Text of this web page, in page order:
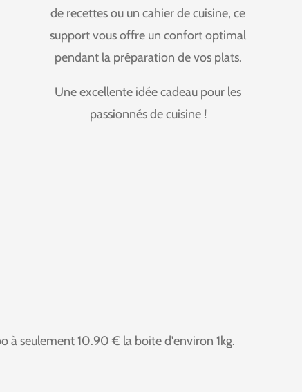
de recettes ou un cahier de cuisine, ce
support vous offre un confort optimal
pendant la préparation de vos plats.
Une excellente idée cadeau pour les
passionnés de cuisine !
à seulement 10.90 € la boite d'environ 1kg.